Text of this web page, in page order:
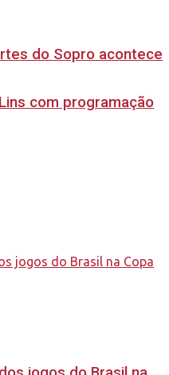
do Sopro acontece
com programação